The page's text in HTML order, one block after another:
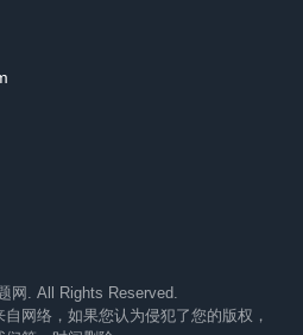
网. All Rights Reserved.
网络，如果您认为侵犯了您的版权，